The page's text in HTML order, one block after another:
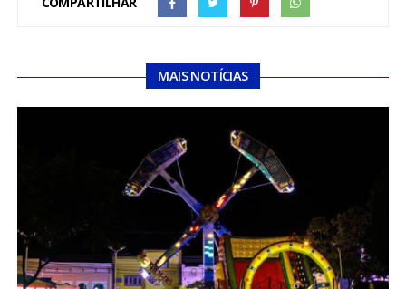
MAIS NOTÍCIAS